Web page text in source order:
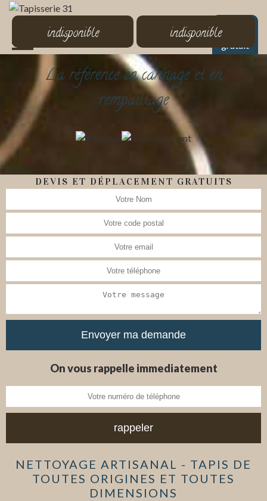
Devis
gratuit
indisponible indisponible
La référence en cannage et en
rempaillage
DEVIS ET DÉPLACEMENT GRATUITS
On vous rappelle immediatement
NETTOYAGE ARTISANAL - TAPIS DE
TOUTES ORIGINES ET TOUTES
DIMENSIONS